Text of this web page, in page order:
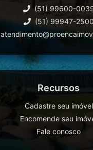
(51) 99600-
(51) 99947-2500
Recursos
Cadastre seu imóvel
Encomende seu
Fale conosco